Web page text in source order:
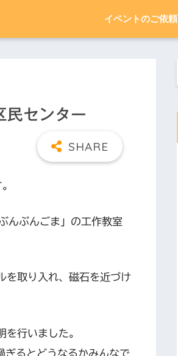
イベントのご依頼
センター
んぶんごま」の工作教室
を取り入れ、磁石を近づけ
行いました。
ぎるとどうなるかみんなで